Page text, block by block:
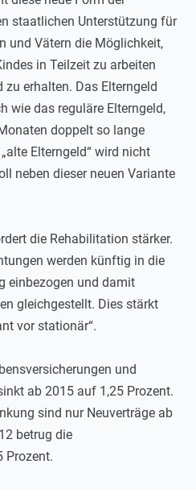
staatlichen Unterstützung für
und Vätern die Möglichkeit,
in Teilzeit zu arbeiten
erhalten. Das Elterngeld
wie das reguläre Elterngeld,
doppelt so lange
Elterngeld“ wird nicht
neben dieser neuen Variante
die Rehabilitation stärker.
werden künftig in die
einbezogen und damit
gleichgestellt. Dies stärkt
vor stationär“.
und
ab 2015 auf 1,25 Prozent.
sind nur Neuverträge ab
betrug die
Prozent.